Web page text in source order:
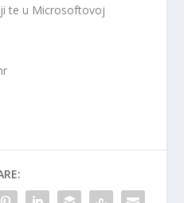
te u Microsoftovoj